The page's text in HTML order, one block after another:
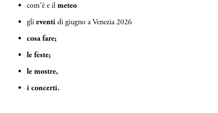
com'è e ilmeteo
glieventidi giugno a Venezia 2026
cosa fare;
le feste;
le mostre,
i concerti.